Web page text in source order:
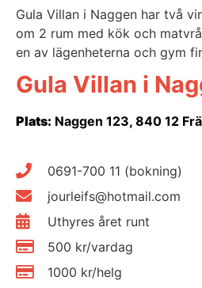
Gula Villan i Naggen har två
om 2 rum med kök och
en av lägenheterna och gym
Gula Villan i
Plats: Naggen 123, 840 12
0691-700 11 (bokning)
jourleifs@hotmail.com
Uthyres året runt
500 kr/vardag
1000 kr/helg